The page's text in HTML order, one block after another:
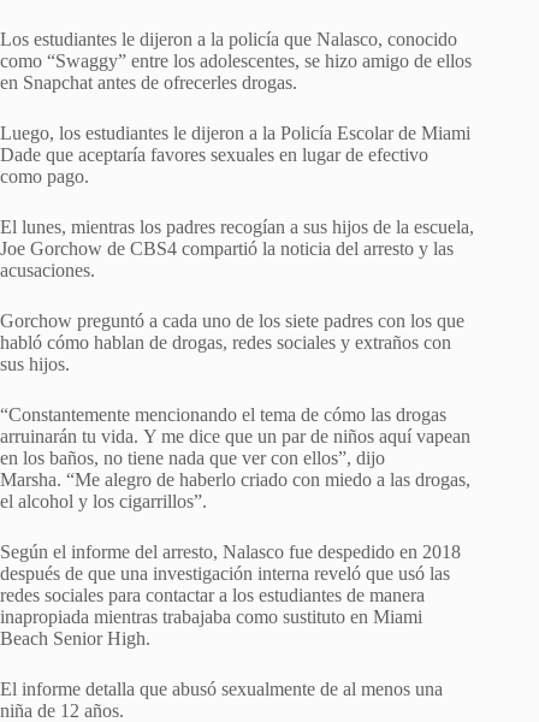
Los estudiantes le dijeron a la policía que Nalasco, conocido
como “Swaggy” entre los adolescentes, se hizo amigo de ellos
en Snapchat antes de ofrecerles drogas.
Luego, los estudiantes le dijeron a la Policía Escolar de Miami
Dade que aceptaría favores sexuales en lugar de efectivo
como pago.
El lunes, mientras los padres recogían a sus hijos de la escuela,
Joe Gorchow de CBS4 compartió la noticia del arresto y las
acusaciones.
Gorchow preguntó a cada uno de los siete padres con los que
habló cómo hablan de drogas, redes sociales y extraños con
sus hijos.
“Constantemente mencionando el tema de cómo las drogas
arruinarán tu vida. Y me dice que un par de niños aquí vapean
en los baños, no tiene nada que ver con ellos”, dijo
Marsha. “Me alegro de haberlo criado con miedo a las drogas,
el alcohol y los cigarrillos”.
Según el informe del arresto, Nalasco fue despedido en 2018
después de que una investigación interna reveló que usó las
redes sociales para contactar a los estudiantes de manera
inapropiada mientras trabajaba como sustituto en Miami
Beach Senior High.
El informe detalla que abusó sexualmente de al menos una
niña de 12 años.